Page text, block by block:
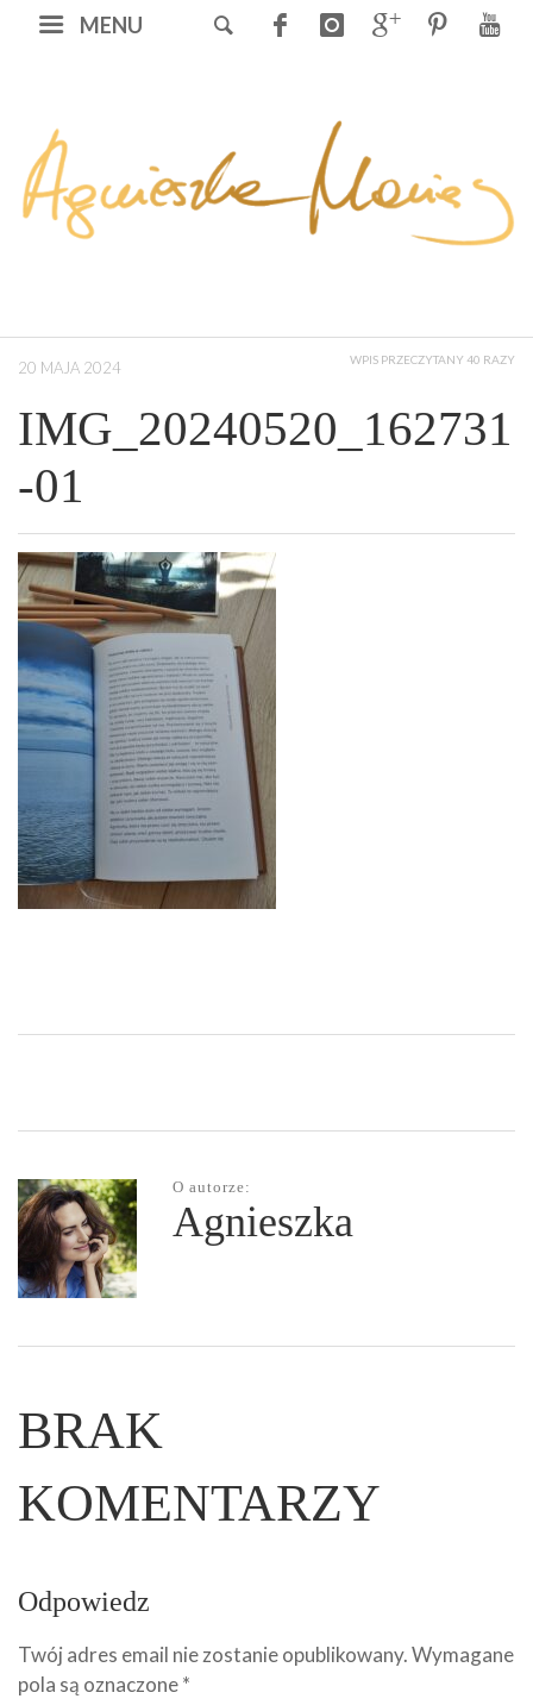
MENU
20 MAJA 2024 WPIS PRZECZYTANY 40 RAZY
IMG_20240520_162731
-01
O autorze:
Agnieszka
BRAK
KOMENTARZY
Odpowiedz
Twój adres email nie zostanie opublikowany.Wymagane
pola są oznaczone*